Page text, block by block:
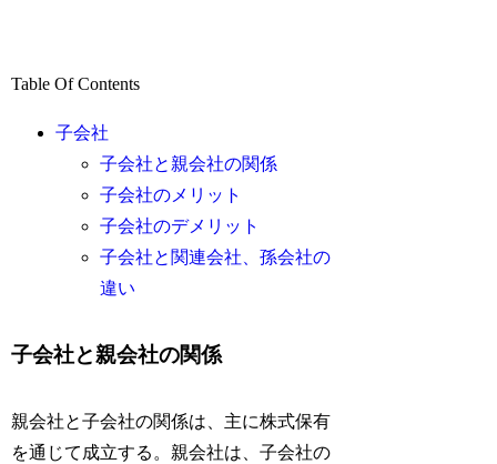
Table Of Contents
子会社
子会社と親会社の関係
子会社のメリット
子会社のデメリット
子会社と関連会社、孫会社の
違い
子会社と親会社の関係
親会社と子会社の関係は、主に株式保有
を通じて成立する。親会社は、子会社の